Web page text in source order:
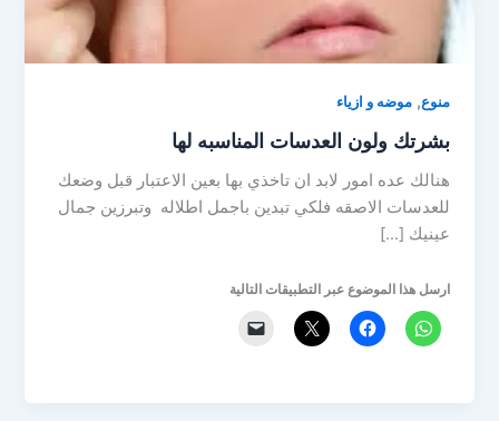
منوع,موضه و ازياء
بشرتك ولون العدسات المناسبه لها
هنالك عده امور لابد ان تاخذي بها بعين الاعتبار قبل وضعك
للعدسات الاصقه فلكي تبدين باجمل اطلاله وتبرزين جمال
عينيك […]
ارسل هذا الموضوع عبر التطبيقات التالية